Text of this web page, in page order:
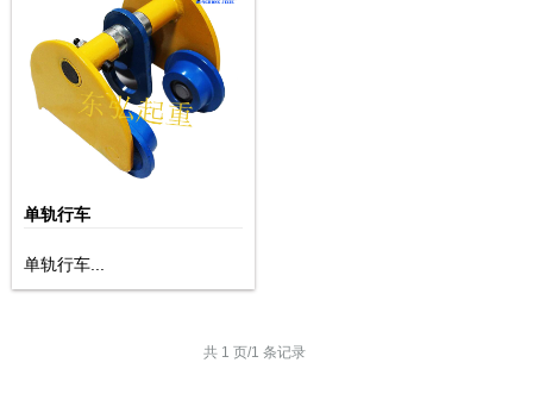
单轨行车
单轨行车...
共 1 页/1 条记录